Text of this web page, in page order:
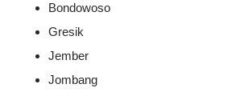
Bondowoso
Gresik
Jember
Jombang